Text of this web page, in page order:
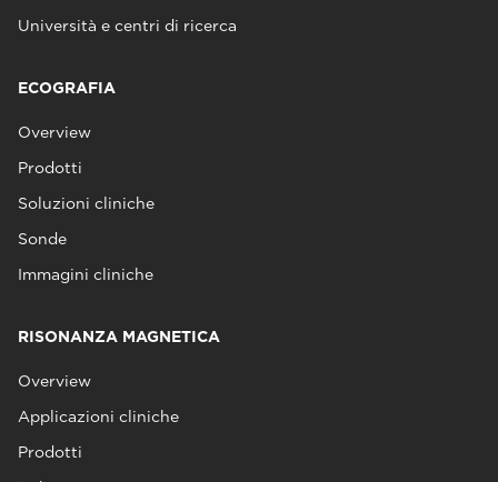
Università e centri di ricerca
ECOGRAFIA
Overview
Prodotti
Soluzioni cliniche
Sonde
Immagini cliniche
RISONANZA MAGNETICA
Overview
Applicazioni cliniche
Prodotti